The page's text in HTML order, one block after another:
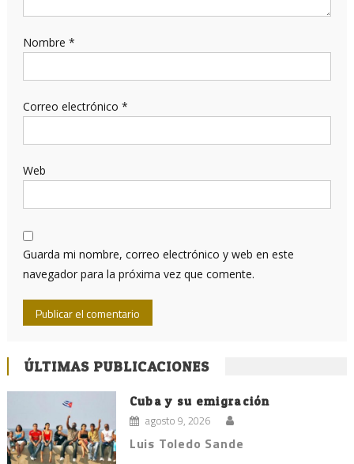
Nombre *
Correo electrónico *
Web
Guarda mi nombre, correo electrónico y web en este
navegador para la próxima vez que comente.
ÚLTIMAS PUBLICACIONES
Cuba y su emigración
agosto 9, 2026
Luis Toledo Sande